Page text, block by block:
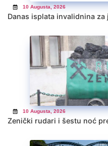
10 Augusta, 2026
Danas isplata invalidnina za
10 Augusta, 2026
Zenički rudari i šestu noć